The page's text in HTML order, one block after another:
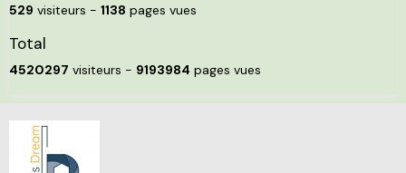
529 visiteurs - 1138 pages vues
Total
4520297 visiteurs - 9193984 pages vues